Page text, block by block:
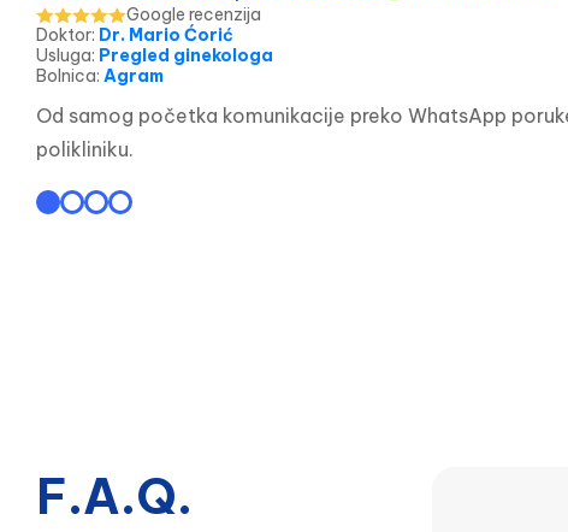
Google recenzija
Doktor: Dr. Mario Ćorić
Usluga: Pregled ginekologa
Bolnica: Agram
Od samog početka komunikacije preko WhatsApp
polikliniku.
F.A.Q.